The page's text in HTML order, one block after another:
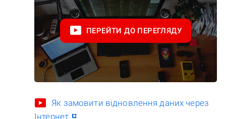
ПЕРЕЙТИ ДО ПЕРЕГЛЯДУ
Як замовити відновлення даних через
Інтернет